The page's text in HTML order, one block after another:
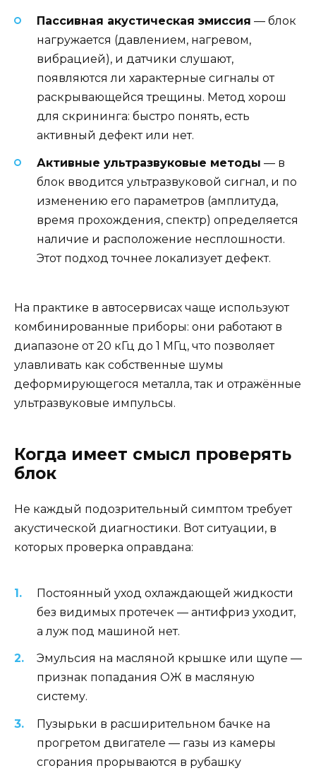
Пассивная акустическая эмиссия — блок
нагружается (давлением, нагревом,
вибрацией), и датчики слушают,
появляются ли характерные сигналы от
раскрывающейся трещины. Метод хорош
для скрининга: быстро понять, есть
активный дефект или нет.
Активные ультразвуковые методы — в
блок вводится ультразвуковой сигнал, и по
изменению его параметров (амплитуда,
время прохождения, спектр) определяется
наличие и расположение несплошности.
Этот подход точнее локализует дефект.
На практике в автосервисах чаще используют
комбинированные приборы: они работают в
диапазоне от 20 кГц до 1 МГц, что позволяет
улавливать как собственные шумы
деформирующегося металла, так и отражённые
ультразвуковые импульсы.
Когда имеет смысл проверять
блок
Не каждый подозрительный симптом требует
акустической диагностики. Вот ситуации, в
которых проверка оправдана:
Постоянный уход охлаждающей жидкости
без видимых протечек — антифриз уходит,
а луж под машиной нет.
Эмульсия на масляной крышке или щупе —
признак попадания ОЖ в масляную
систему.
Пузырьки в расширительном бачке на
прогретом двигателе — газы из камеры
сгорания прорываются в рубашку